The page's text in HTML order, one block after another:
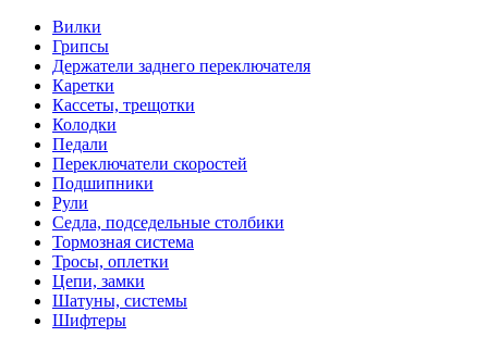
Вилки
Грипсы
Держатели заднего переключателя
Каретки
Кассеты, трещотки
Колодки
Педали
Переключатели скоростей
Подшипники
Рули
Седла, подседельные столбики
Тормозная система
Тросы, оплетки
Цепи, замки
Шатуны, системы
Шифтеры